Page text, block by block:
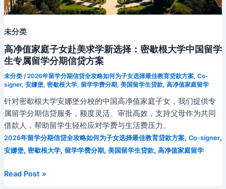
未分类
高净值家庭子女赴美求学新选择：密歇根大学中国留学
生专属留学分期信贷方案
未分类/2026年留学分期信贷全攻略如何为子女选择最佳教育贷款方案, Co-
signer, 安娜堡, 密歇根大学, 留学学费分期, 美国留学生贷款, 高净值家庭留学
针对密歇根大学安娜堡分校的中国高净值家庭子女，我们提供专
属留学分期信贷服务，额度灵活、审批高效，支持父母作为共同
借款人，帮助留学生轻松应对学费与生活费压力。
2026年留学分期信贷全攻略如何为子女选择最佳教育贷款方案, Co-signer,
安娜堡, 密歇根大学, 留学学费分期, 美国留学生贷款, 高净值家庭留学
高
Read Post »